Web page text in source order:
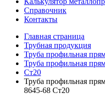
Справочник
Контакты
Главная страница
Трубная продукция
Труба профильная
Труба профильная
Ст20
Труба профильная
8645-68 Ст20